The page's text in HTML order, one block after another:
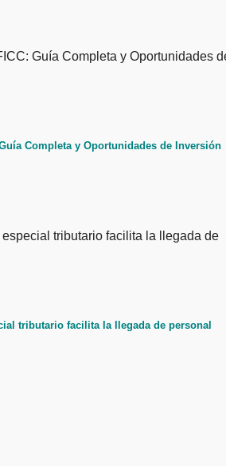
Completa y Oportunidades de Inversión
tributario facilita la llegada de personal